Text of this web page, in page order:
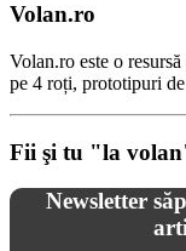
Volan.ro
Volan.ro este o
pe 4 roți, prototipuri
Fii şi tu "la
Newsletter